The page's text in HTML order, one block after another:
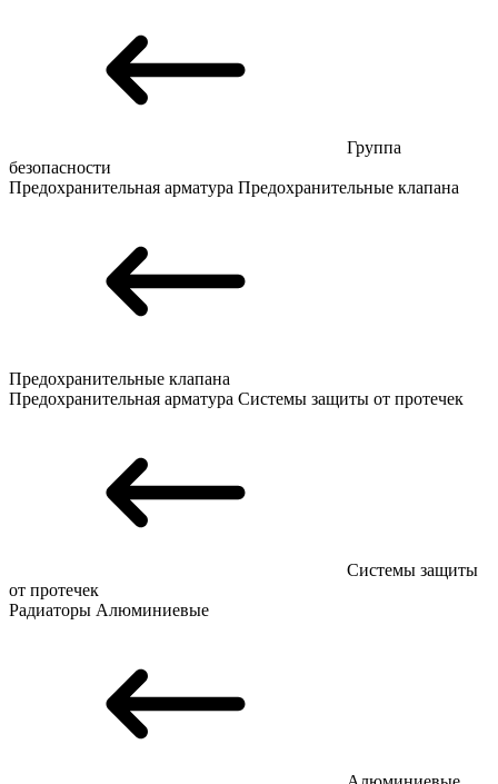
Группа
безопасности
Предохранительная арматура Предохранительные клапана
Предохранительные клапана
Предохранительная арматура Системы защиты от протечек
Системы защиты
от протечек
Радиаторы Алюминиевые